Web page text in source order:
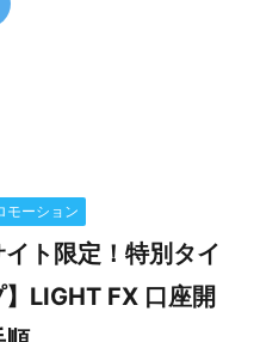
モーション
イト限定！特別タイ
】LIGHT FX 口座開